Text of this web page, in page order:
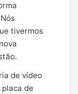
tivermos
de vídeo
de